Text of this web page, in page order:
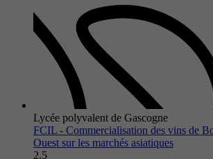
Lycée polyvalent de Gascogne
FCIL - Commercialisation des vins de
Ouest sur les marchés asiatiques
2.5